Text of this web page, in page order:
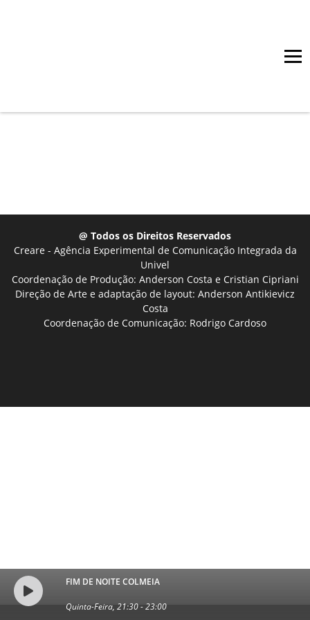
FIM DE NOITE COLMEIA
Quinta-Feira, 21:30-23:00
@ Todos os Direitos Reservados
Creare - Agência Experimental de Comunicação Integrada da
Univel
Coordenação de Produção: Anderson Costa e Cristian Cipriani
Direção de Arte e adaptação de layout: Anderson Antikievicz
Costa
Coordenação de Comunicação: Rodrigo Cardoso